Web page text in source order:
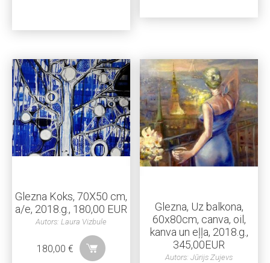
Glezna Koks, 70X50 cm,
a/e, 2018.g., 180,00 EUR
Autors: Laura Vizbule
180,00 €
Glezna, Uz balkona,
60x80cm, canva, oil,
kanva un eļļa, 2018.g.,
345,00EUR
Autors: Jūrijs Zujevs